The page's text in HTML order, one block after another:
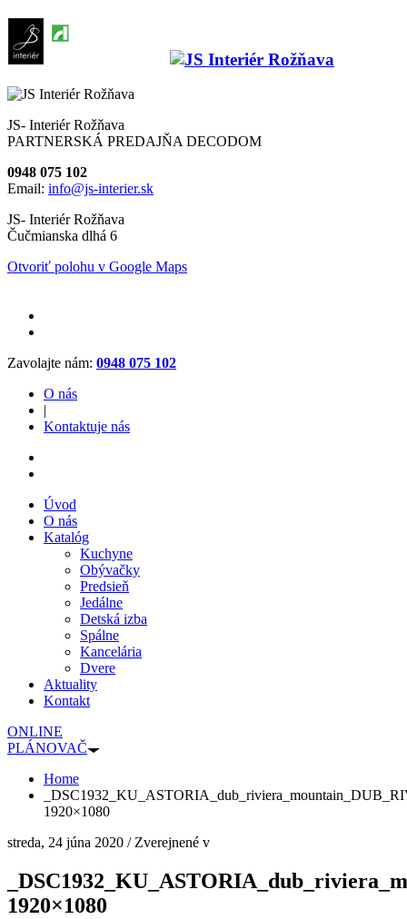
JS- Interiér Rožňava
PARTNERSKÁ PREDAJŇA DECODOM
0948 075 102
Email: info@js-interier.sk
JS- Interiér Rožňava
Čučmianska dlhá 6
Otvoriť polohu v Google Maps
Zavolajte nám: 0948 075 102
O nás
|
Kontaktuje nás
Úvod
O nás
Katalóg
Kuchyne
Obývačky
Predsieň
Jedálne
Detská izba
Spálne
Kancelária
Dvere
Aktuality
Kontakt
ONLINE
PLÁNOVAČ
Home
1920×1080
streda, 24 júna 2020 /Zverejnené v
1920×1080